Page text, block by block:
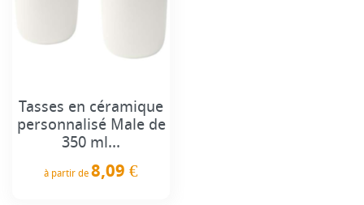
Tasses en céramique
personnalisé Male de
350 ml...
à partir de 8,09 €